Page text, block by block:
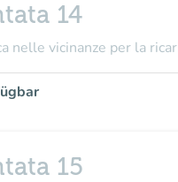
14
nelle vicinanze per la
15